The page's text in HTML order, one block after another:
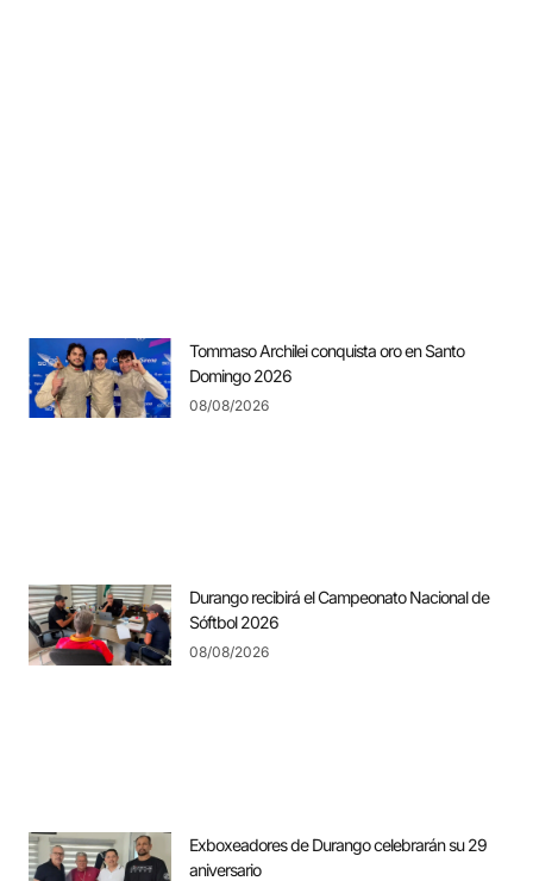
Tommaso Archilei conquista oro en Santo
Domingo 2026
08/08/2026
Durango recibirá el Campeonato Nacional de
Sóftbol 2026
08/08/2026
Exboxeadores de Durango celebrarán su 29
aniversario